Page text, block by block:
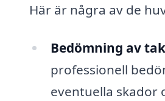
Här är några av de
Bedömning av
professionell
eventuella skador